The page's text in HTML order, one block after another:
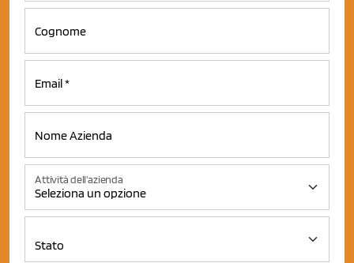
Attività dell'azienda